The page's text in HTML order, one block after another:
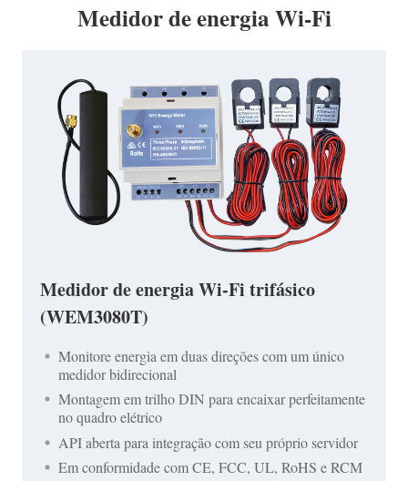
Medidor de energia Wi-Fi
Medidor de energia Wi-Fi trifásico
(WEM3080T)
Monitore energia em duas direções com um único
medidor bidirecional
Montagem em trilho DIN para encaixar perfeitamente
no quadro elétrico
API aberta para integração com seu próprio servidor
Em conformidade com CE, FCC, UL, RoHS e RCM